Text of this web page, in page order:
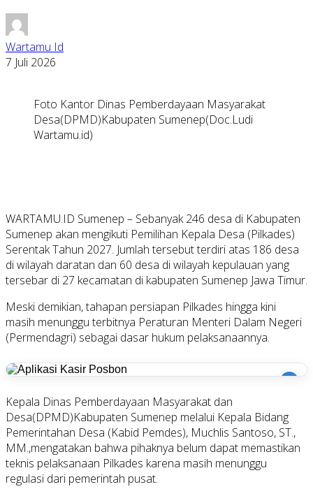
Wartamu Id
7 Juli 2026
Foto Kantor Dinas Pemberdayaan Masyarakat
Desa(DPMD)Kabupaten Sumenep(Doc.Ludi
Wartamu.id)
WARTAMU.ID Sumenep – Sebanyak 246 desa di Kabupaten
Sumenep akan mengikuti Pemilihan Kepala Desa (Pilkades)
Serentak Tahun 2027. Jumlah tersebut terdiri atas 186 desa
di wilayah daratan dan 60 desa di wilayah kepulauan yang
tersebar di 27 kecamatan di kabupaten Sumenep Jawa Timur.
Meski demikian, tahapan persiapan Pilkades hingga kini
masih menunggu terbitnya Peraturan Menteri Dalam Negeri
(Permendagri) sebagai dasar hukum pelaksanaannya.
i
Kepala Dinas Pemberdayaan Masyarakat dan
Desa(DPMD)Kabupaten Sumenep melalui Kepala Bidang
Pemerintahan Desa (Kabid Pemdes), Muchlis Santoso, ST.,
MM.,mengatakan bahwa pihaknya belum dapat memastikan
teknis pelaksanaan Pilkades karena masih menunggu
regulasi dari pemerintah pusat.